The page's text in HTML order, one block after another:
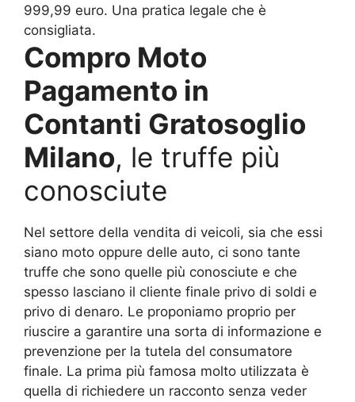
999,99 euro. Una pratica legale che è
consigliata.
Compro Moto
Pagamento in
Contanti Gratosoglio
Milano, le truffe più
conosciute
Nel settore della vendita di veicoli, sia che essi
siano moto oppure delle auto, ci sono tante
truffe che sono quelle più conosciute e che
spesso lasciano il cliente finale privo di soldi e
privo di denaro. Le proponiamo proprio per
riuscire a garantire una sorta di informazione e
prevenzione per la tutela del consumatore
finale. La prima più famosa molto utilizzata è
quella di richiedere un racconto senza veder